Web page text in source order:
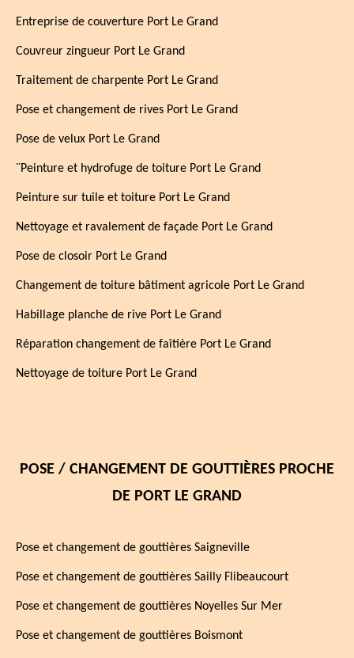
Entreprise de couverture Port Le Grand
Couvreur zingueur Port Le Grand
Traitement de charpente Port Le Grand
Pose et changement de rives Port Le Grand
Pose de velux Port Le Grand
¨Peinture et hydrofuge de toiture Port Le Grand
Peinture sur tuile et toiture Port Le Grand
Nettoyage et ravalement de façade Port Le Grand
Pose de closoir Port Le Grand
Changement de toiture bâtiment agricole Port Le Grand
Habillage planche de rive Port Le Grand
Réparation changement de faîtière Port Le Grand
Nettoyage de toiture Port Le Grand
POSE / CHANGEMENT DE GOUTTIÈRES PROCHE
DE PORT LE GRAND
Pose et changement de gouttières Saigneville
Pose et changement de gouttières Sailly Flibeaucourt
Pose et changement de gouttières Noyelles Sur Mer
Pose et changement de gouttières Boismont